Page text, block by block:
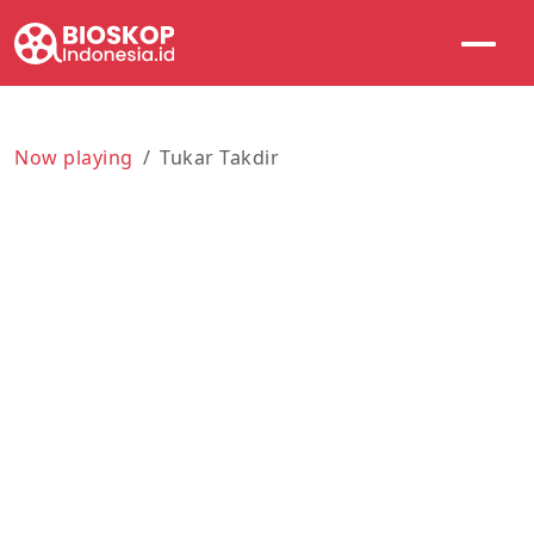
Now playing Tukar Takdir